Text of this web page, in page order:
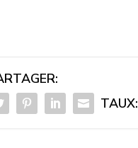
TAUX: